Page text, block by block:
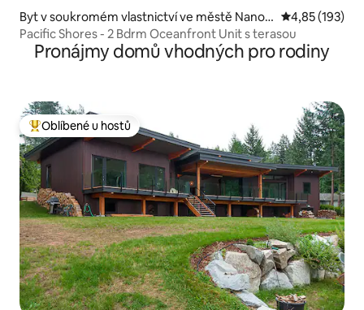
Byt v soukromém vlastnictví ve městě Nanoo
se Bay
Průměrné
4,85 (193)
Pacific Shores - 2 Bdrm Oceanfront Unit s terasou
Pronájmy domů vhodných pro rodiny
Nejlepší v kategorii Oblíbené u hostů
Oblíbené u hostů